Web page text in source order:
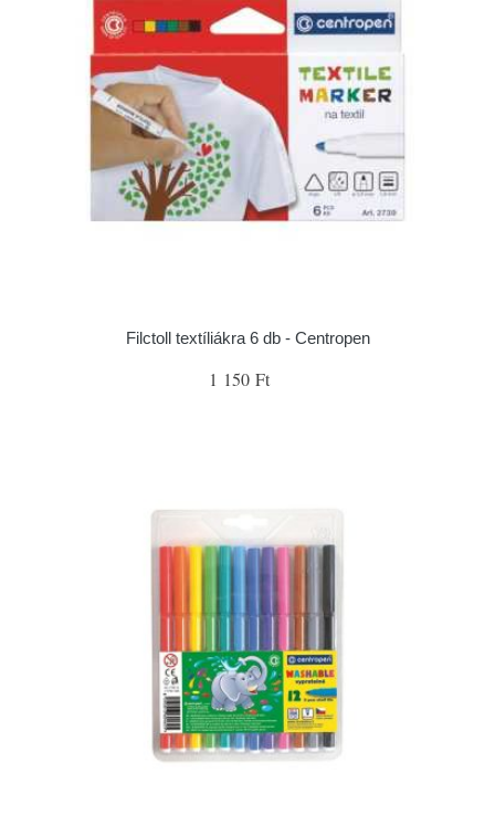
Filctoll textíliákra 6 db - Centropen
1 150 Ft